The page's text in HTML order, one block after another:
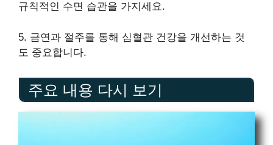
규칙적인 수면 습관을 가지세요.
5. 금연과 절주를 통해 심혈관 건강을 개선하는 것
도 중요합니다.
주요 내용 다시 보기